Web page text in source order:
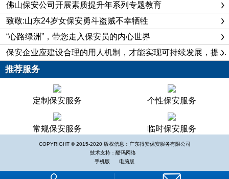
市政府部门、企事业单位、宾馆、酒店、娱乐场所等269家客户
的安全保卫任务，接管了大型钢铁集团各生产区、铁路运输线和
生活区域的安全守护工作，承担了佛山所有金融系统的现金押运
和金库守护工作，取得了社会效益和经济效益的双丰收，得到当
地、政府和社会团体及广大群众的充分肯定。
2004年，全省保安工作交流会在娄召开时成功举办首届保
安大阅兵；2005年，保安员王琦被评为“全国优秀保安员”；
2007年．公司参加全省保安员职业技能竞赛荣获团体名，代表
广东省参加全国保安职业技能比赛荣获第八名，并评为“全省先
进保安公司”；2008年，公司通过IS09001:2000国际质量管理体
系认证，荣获全省“一级保安公司”的荣誉称号；2008年8月，省
政府批复追认舍己救人好保安梁鸿声为革命烈士；2009年，成
佛山保安公司开展素质提升年系列专题教育
致敬:山东24岁女保安勇斗盗贼不幸牺牲
“心路绿洲”，带您走入保安员的内心世界
保安企业应建设合理的用人机制，才能实现可持续发展，提升企业市场竞争力
推荐服务
定制保安服务 个性保安服务
常规保安服务 临时保安服务
COPYRIGHT © 2015-2020 版权信息：广东得安保安服务有限公司
技术支持：酷玛网络
手机版
电脑版